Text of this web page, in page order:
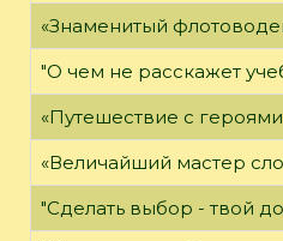
«Знаменитый
"О чем не расскажет
«Путешествие с
«Величайший мастер
"Сделать выбор - твой